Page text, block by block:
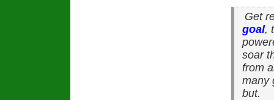
Get
goal,
soar
from
many
but.